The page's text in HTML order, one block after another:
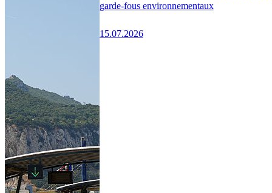
garde-fous environnementaux
15.07.2026